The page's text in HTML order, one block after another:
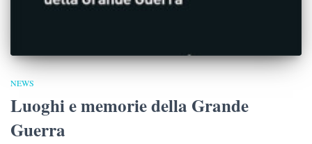
NEWS
Luoghi e memorie della Grande
Guerra